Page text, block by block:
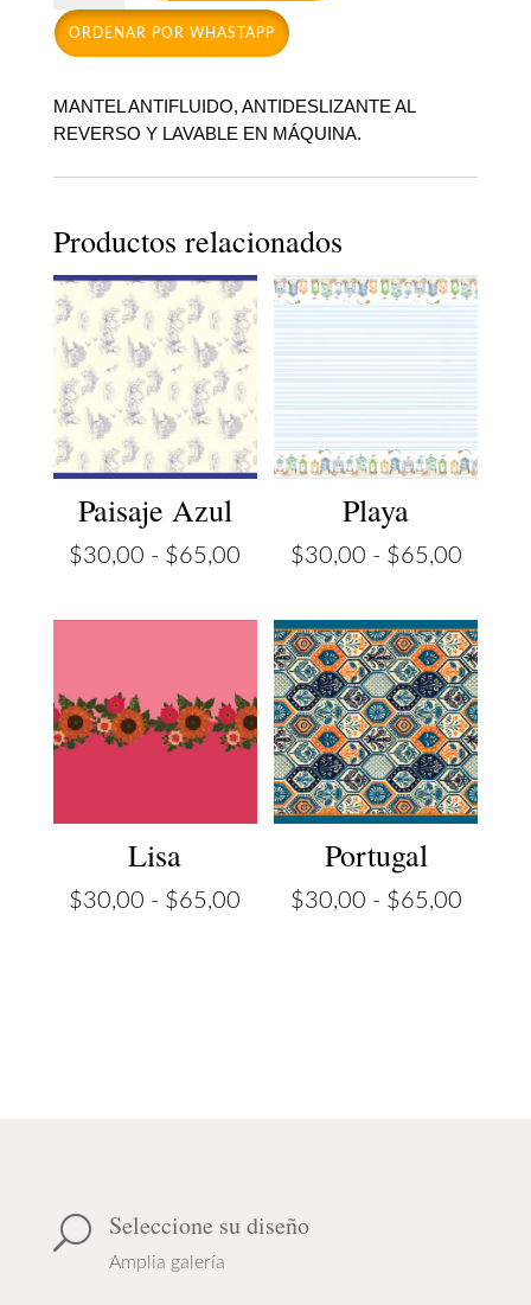
campo
cantidad
ORDENAR POR WHASTAPP
MANTEL ANTIFLUIDO, ANTIDESLIZANTE AL
REVERSO Y LAVABLE EN MÁQUINA.
Productos relacionados
Paisaje Azul
$30,00 - $65,00 Rango
precios:
desde
$30,00
hasta
$65,00
Playa
$30,00 - $65,00Rango
desde
hasta
Lisa
$30,00 - $65,00 Rango
Portugal
$30,00 - $65,00Rango
U Seleccione su diseño
Amplia galería